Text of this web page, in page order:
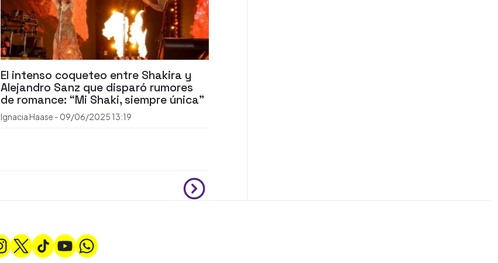
El intenso coqueteo entre Shakira y
Alejandro Sanz que disparó rumores
de romance: “Mi Shaki, siempre única”
Ignacia Haase - 09/06/2025 13:19